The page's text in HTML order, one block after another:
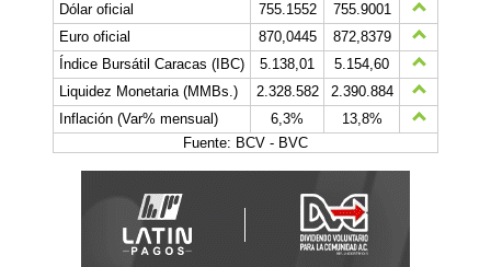
Dólar oficial
755.1552
755.9001
Euro oficial
870,0445
872,8379
Índice Bursátil Caracas (IBC)
5.138,01
5.154,60
Liquidez Monetaria (MMBs.)
2.328.582
2.390.884
Inflación (Var% mensual)
6,3%
13,8%
Fuente: BCV - BVC